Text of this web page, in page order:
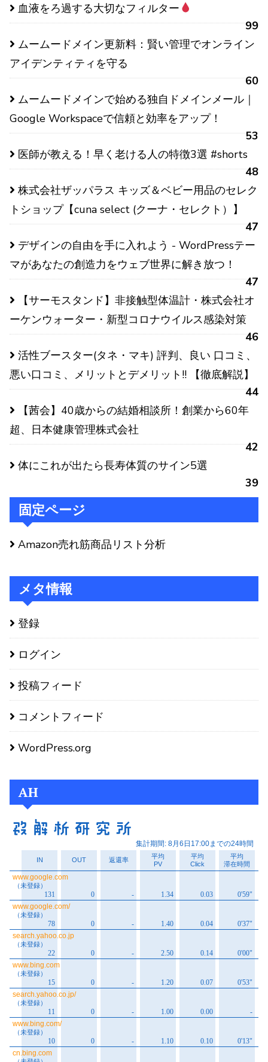
血液をろ過する大切なフィルター
99
ムームードメイン更新料：賢い管理でオンライン
アイデンティティを守る
60
ムームードメインで始める独自ドメインメール｜
Google Workspaceで信頼と効率をアップ！
53
医師が教える！早く老ける人の特徴3選 #shorts
48
株式会社ザッパラス キッズ＆ベビー用品のセレク
トショップ【cuna select (クーナ・セレクト）】
47
デザインの自由を手に入れよう - WordPressテー
マがあなたの創造力をウェブ世界に解き放つ！
47
【サーモスタンド】非接触型体温計・株式会社オ
ーケンウォーター・新型コロナウイルス感染対策
46
活性ブースター(タネ・マキ) 評判、良い 口コミ、
悪い口コミ、メリットとデメリット!! 【徹底解説】
44
【茜会】40歳からの結婚相談所！創業から60年
超、日本健康管理株式会社
42
体にこれが出たら長寿体質のサイン5選
39
固定ページ
Amazon売れ筋商品リスト分析
メタ情報
登録
ログイン
投稿フィード
コメントフィード
WordPress.org
AH